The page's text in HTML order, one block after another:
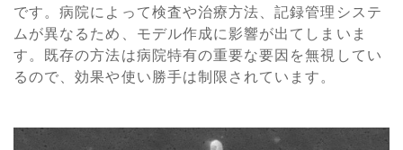
です。病院によって検査や治療方法、記録管理システ
ムが異なるため、モデル作成に影響が出てしまいま
す。既存の方法は病院特有の重要な要因を無視してい
るので、効果や使い勝手は制限されています。